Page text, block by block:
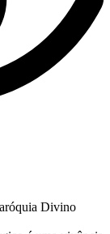
Divino